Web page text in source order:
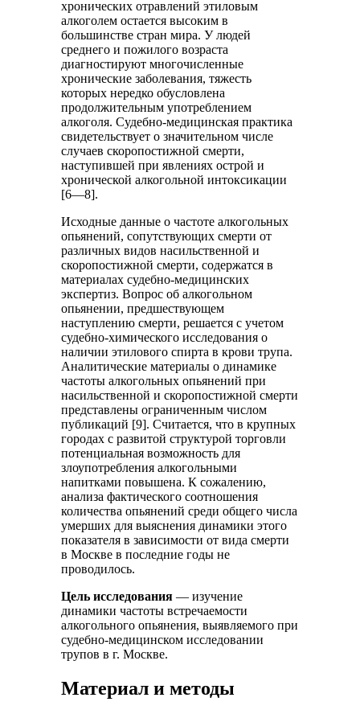
хронических отравлений этиловым
алкоголем остается высоким в
большинстве стран мира. У людей
среднего и пожилого возраста
диагностируют многочисленные
хронические заболевания, тяжесть
которых нередко обусловлена
продолжительным употреблением
алкоголя. Судебно-медицинская практика
свидетельствует о значительном числе
случаев скоропостижной смерти,
наступившей при явлениях острой и
хронической алкогольной интоксикации
[6—8].
Исходные данные о частоте алкогольных
опьянений, сопутствующих смерти от
различных видов насильственной и
скоропостижной смерти, содержатся в
материалах судебно-медицинских
экспертиз. Вопрос об алкогольном
опьянении, предшествующем
наступлению смерти, решается с учетом
судебно-химического исследования о
наличии этилового спирта в крови трупа.
Аналитические материалы о динамике
частоты алкогольных опьянений при
насильственной и скоропостижной смерти
представлены ограниченным числом
публикаций [9]. Считается, что в крупных
городах с развитой структурой торговли
потенциальная возможность для
злоупотребления алкогольными
напитками повышена. К сожалению,
анализа фактического соотношения
количества опьянений среди общего числа
умерших для выяснения динамики этого
показателя в зависимости от вида смерти
в Москве в последние годы не
проводилось.
Цель исследования — изучение
динамики частоты встречаемости
алкогольного опьянения, выявляемого при
судебно-медицинском исследовании
трупов в г. Москве.
Материал и методы